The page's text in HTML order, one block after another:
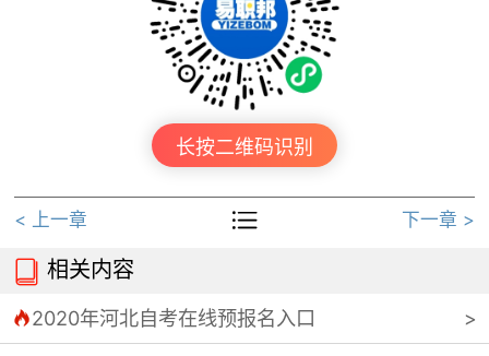
长按二维码识别
< 上一章  下一章 >
 相关内容
2020年河北自考在线预报名入口